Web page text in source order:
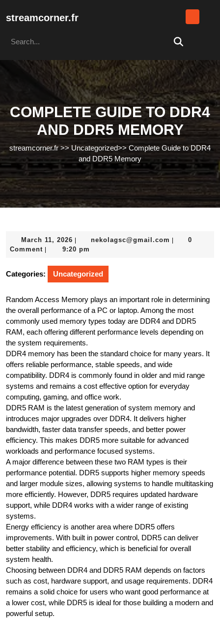
streamcorner.fr
for:
COMPLETE GUIDE TO DDR4
AND DDR5 MEMORY
streamcorner.fr>> Uncategorized>> Complete Guide to DDR4
and DDR5 Memory
March 11, 2026 March
11,
nekolagsc@gmail.com
0
Comment
9:20 pm
Categories: Uncategorized
Random Access Memory plays an important role in determining
the overall performance of a PC or laptop. Among the most
commonly used memory types today are DDR4 and DDR5
RAM, each offering different performance levels depending on
the system requirements.
DDR4 memory has been the standard choice for many years. It
offers reliable performance, stable speeds, and wide
compatibility. DDR4 is commonly found in older and mid range
systems and remains a cost effective option for everyday
computing, gaming, and office work.
DDR5 RAM is the latest generation of system memory and
introduces major upgrades over DDR4. It delivers higher
bandwidth, faster data transfer speeds, and better power
efficiency. This makes DDR5 more suitable for advanced
workloads and performance focused systems.
A major difference between these two RAM types is their
performance potential. DDR5 supports higher memory speeds
and larger module sizes, allowing systems to handle multitasking
more efficiently. However, DDR5 requires updated hardware
support, while DDR4 works with a wider range of existing
systems.
Energy efficiency is another area where DDR5 offers
improvements. With built in power control, DDR5 can deliver
better stability and efficiency, which is beneficial for overall
system health.
Choosing between DDR4 and DDR5 RAM depends on factors
such as cost, hardware support, and usage requirements. DDR4
remains a solid choice for users who want good performance at
a lower cost, while DDR5 is ideal for those building a modern and
powerful setup.